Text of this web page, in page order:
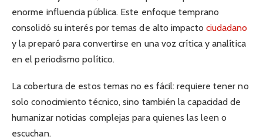
enorme influencia pública. Este enfoque temprano
consolidó su interés por temas de alto impacto ciudadano
y la preparó para convertirse en una voz crítica y analítica
en el periodismo político.
La cobertura de estos temas no es fácil: requiere tener no
solo conocimiento técnico, sino también la capacidad de
humanizar noticias complejas para quienes las leen o
escuchan.